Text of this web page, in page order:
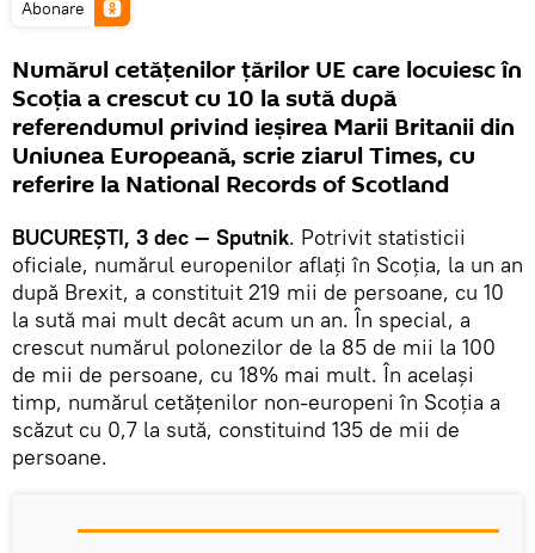
Abonare
Numărul cetățenilor țărilor UE care locuiesc în
Scoția a crescut cu 10 la sută după
referendumul privind ieșirea Marii Britanii din
Uniunea Europeană, scrie ziarul Times, cu
referire la National Records of Scotland
BUCUREȘTI, 3 dec — Sputnik. Potrivit statisticii
oficiale, numărul europenilor aflați în Scoția, la un an
după Brexit, a constituit 219 mii de persoane, cu 10
la sută mai mult decât acum un an. În special, a
crescut numărul polonezilor de la 85 de mii la 100
de mii de persoane, cu 18% mai mult. În același
timp, numărul cetățenilor non-europeni în Scoția a
scăzut cu 0,7 la sută, constituind 135 de mii de
persoane.